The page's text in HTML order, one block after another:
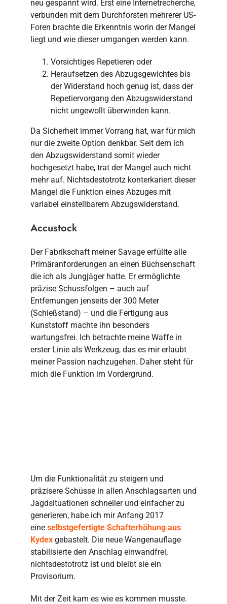
neu gespannt wird. Erst eine Internetrecherche,
verbunden mit dem Durchforsten mehrerer US-
Foren brachte die Erkenntnis worin der Mangel
liegt und wie dieser umgangen werden kann.
Vorsichtiges Repetieren oder
Heraufsetzen des Abzugsgewichtes bis
der Widerstand hoch genug ist, dass der
Repetiervorgang den Abzugswiderstand
nicht ungewollt überwinden kann.
Da Sicherheit immer Vorrang hat, war für mich
nur die zweite Option denkbar. Seit dem ich
den Abzugswiderstand somit wieder
hochgesetzt habe, trat der Mangel auch nicht
mehr auf. Nichtsdestotrotz konterkariert dieser
Mangel die Funktion eines Abzuges mit
variabel einstellbarem Abzugswiderstand.
Accustock
Der Fabrikschaft meiner Savage erfüllte alle
Primäranforderungen an einen Büchsenschaft
die ich als Jungjäger hatte. Er ermöglichte
präzise Schussfolgen – auch auf
Entfernungen jenseits der 300 Meter
(Schießstand) – und die Fertigung aus
Kunststoff machte ihn besonders
wartungsfrei. Ich betrachte meine Waffe in
erster Linie als Werkzeug, das es mir erlaubt
meiner Passion nachzugehen. Daher steht für
mich die Funktion im Vordergrund.
Um die Funktionalität zu steigern und
präzisere Schüsse in allen Anschlagsarten und
Jagdsituationen schneller und einfacher zu
generieren, habe ich mir Anfang 2017
eine selbstgefertigte Schafterhöhung aus
Kydexgebastelt. Die neue Wangenauflage
stabilisierte den Anschlag einwandfrei,
nichtsdestotrotz ist und bleibt sie ein
Provisorium.
Mit der Zeit kam es wie es kommen musste.